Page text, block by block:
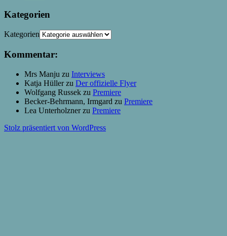
Kategorien
Kategorien
Kommentar:
Mrs Manju zu Interviews
Katja Hüllerzu Der offizielle Flyer
Wolfgang Russek zu Premiere
Becker-Behrmann, Irmgard zu Premiere
Lea Unterholznerzu Premiere
Stolz präsentiert von WordPress